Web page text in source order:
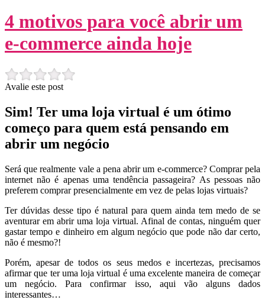
4 motivos para você abrir um
e-commerce ainda hoje
Avalie este post
Sim! Ter uma loja virtual é um ótimo
começo para quem está pensando em
abrir um negócio
Será que realmente vale a pena abrir um e-commerce? Comprar pela
internet não é apenas uma tendência passageira? As pessoas não
preferem comprar presencialmente em vez de pelas lojas virtuais?
Ter dúvidas desse tipo é natural para quem ainda tem medo de se
aventurar em abrir uma loja virtual. Afinal de contas, ninguém quer
gastar tempo e dinheiro em algum negócio que pode não dar certo,
não é mesmo?!
Porém, apesar de todos os seus medos e incertezas, precisamos
afirmar que ter uma loja virtual é uma excelente maneira de começar
um negócio. Para confirmar isso, aqui vão alguns dados
interessantes…